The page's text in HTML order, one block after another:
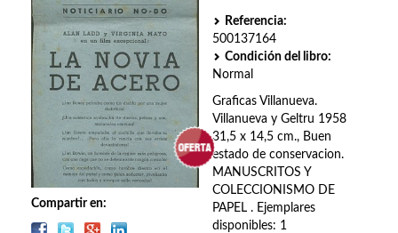
Cine
Cocina
Cuentos y relatos
Deportes
Derecho
Compartir en:
Referencia:
500137164
Condición del libro:
Normal
Graficas Villanueva.
Villanueva y Geltru 1958
31,5 x 14,5 cm., Buen
estado de conservacion.
MANUSCRITOS Y
COLECCIONISMO DE
PAPEL . Ejemplares
disponibles: 1